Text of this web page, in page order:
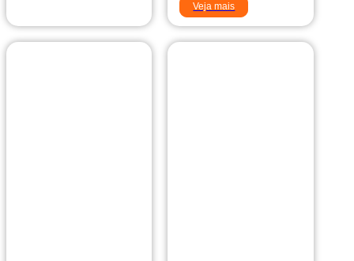
Veja mais